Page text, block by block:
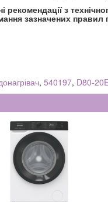
рекомендації з
зазначених правил
, 540197, D80-